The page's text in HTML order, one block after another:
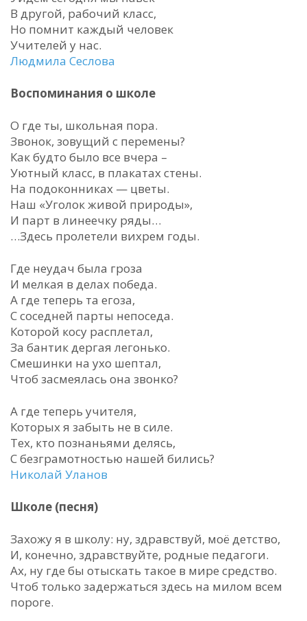
В другой, рабочий класс,
Но помнит каждый человек
Учителей у нас.
Людмила Сеслова
Воспоминания о школе
О где ты, школьная пора.
Звонок, зовущий с перемены?
Как будто было все вчера –
Уютный класс, в плакатах стены.
На подоконниках — цветы.
Наш «Уголок живой природы»,
И парт в линеечку ряды…
…Здесь пролетели вихрем годы.
Где неудач была гроза
И мелкая в делах победа.
А где теперь та егоза,
С соседней парты непоседа.
Которой косу расплетал,
За бантик дергая легонько.
Смешинки на ухо шептал,
Чтоб засмеялась она звонко?
А где теперь учителя,
Которых я забыть не в силе.
Тех, кто познаньями делясь,
С безграмотностью нашей бились?
Николай Уланов
Школе (песня)
Захожу я в школу: ну, здравствуй, моё детство,
И, конечно, здравствуйте, родные педагоги.
Ах, ну где бы отыскать такое в мире средство.
Чтоб только задержаться здесь на милом всем
пороге.